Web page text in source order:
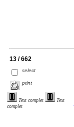
13 / 662
select
print
Text complet
Text
complet